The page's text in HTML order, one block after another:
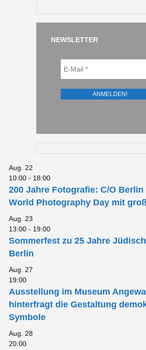
NEWSLETTER
Aug. 22
10:00 - 18:00
200 Jahre Fotografie: C/O
World Photography Day mit
Aug. 23
13:00 - 19:00
Sommerfest zu 25 Jahre
Berlin
Aug. 27
19:00
Ausstellung im Museum
hinterfragt die Gestaltung
Symbole
Aug. 28
20:00